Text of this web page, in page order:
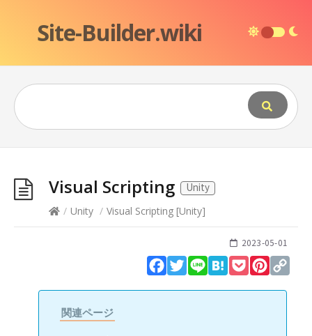
Site-Builder.wiki
Visual Scripting
Unity
/ Unity / Visual Scripting [Unity]
2023-05-01
Facebook
Twitter
Line HatenaPocket
関連ページ